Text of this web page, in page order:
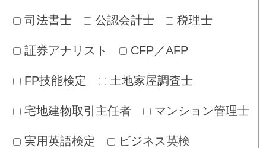
司法書士 公認会計士 税理士
証券アナリスト CFP／AFP
FP技能検定 土地家屋調査士
宅地建物取引主任者 マンション管理士
実用英語検定 ビジネス英検